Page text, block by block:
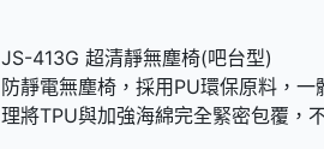
JS-413G 超清靜無塵椅(吧台型)
防靜電無塵椅，採用PU環保原料，
理將TPU與加強海綿完全緊密包覆，